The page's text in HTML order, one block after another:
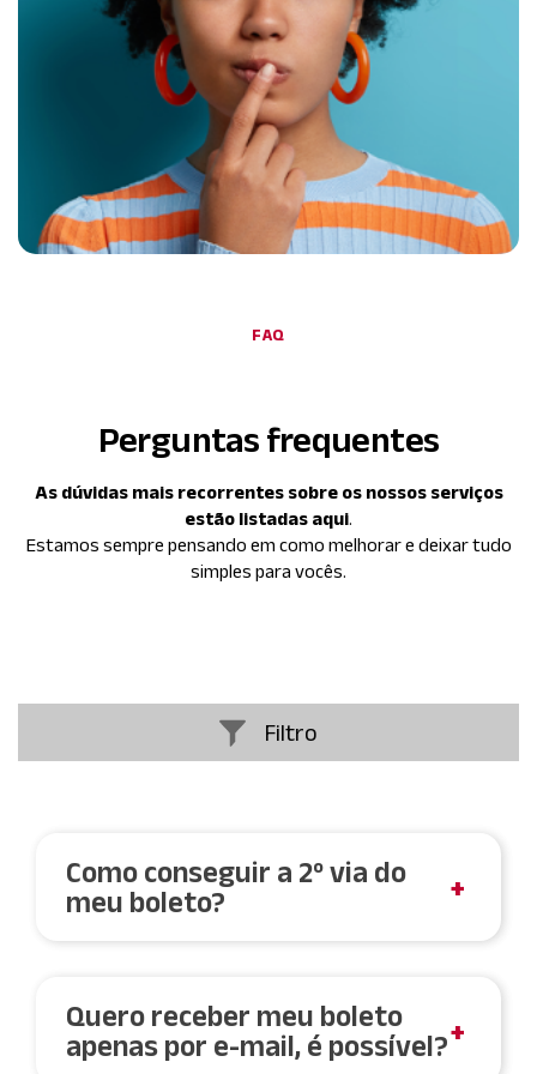
FAQ
Perguntas frequentes
As dúvidas mais recorrentes sobre os nossos serviços
estão listadas aqui.
Estamos sempre pensando em como melhorar e deixar tudo
simples para vocês.
Filtro
Soluções Digitais
Resolva Fácil
Alteração de Dados
Como conseguir a 2º via do
meu boleto?
na opção 2ª via de Boleto e insira o CPF/CNPJ do
titular. Depois basta selecionar a forma que
deseja obter o boleto, você podevisualizar a
Quero receber meu boleto
apenas por e-mail, é possível?